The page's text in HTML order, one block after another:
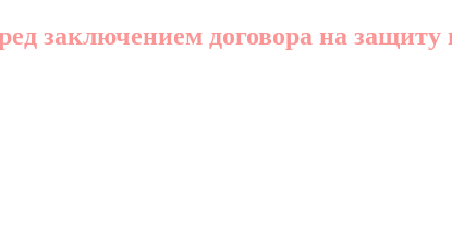
заключением договора на защиту